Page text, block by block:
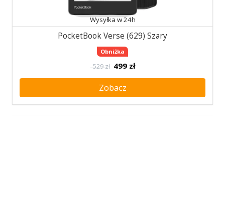
Wysyłka w 24h
PocketBook Verse (629) Szary
Obniżka
529 zł 499 zł
Zobacz